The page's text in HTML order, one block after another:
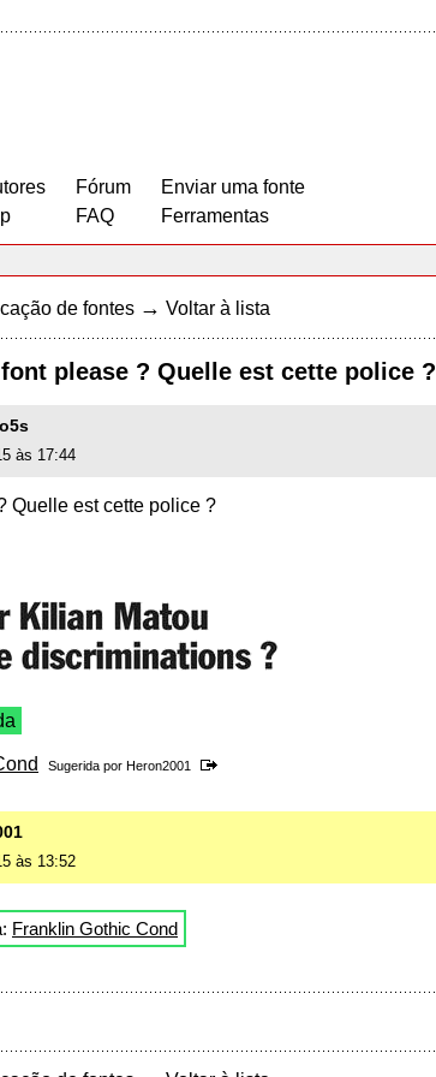
Fórum
FAQ
Enviar uma fonte
Ferramentas
de fontes → Voltar à lista
please ? Quelle est cette police ?
às 17:44
Quelle est cette police ?
Sugerida por Heron2001
às 13:52
Franklin Gothic Cond